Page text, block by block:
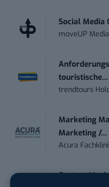
Social Media
moveUP
touristische...
trendtours
Marketing
Marketing /...
Acura
Content